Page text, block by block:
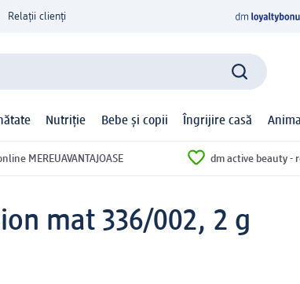
Relații clienți
Nutriție Bebe și copii Îngrijire casă
MEREUAVANTAJOASE dm active beauty -
mat 336/002, 2 g